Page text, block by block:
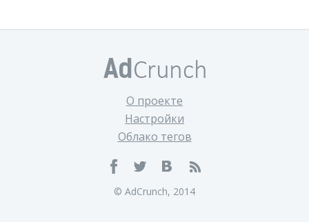
О проекте
Настройки
Облако тегов
© AdCrunch, 2014